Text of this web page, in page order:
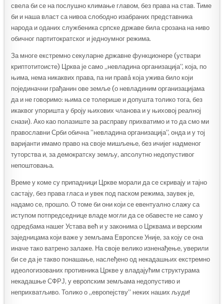
свела би се на послушно климање главом, без права на став. Тиме
би и наша власт са нивоа слободно изабраних представника
народа и оданих службеника српске државе била срозана на ниво
обичног партитократског и једноумног режима.
За многе екстремно секуларне државне функционере (уствари
криптотитоисте) Црква је само „невладина организација”, која, по
њима, нема никаквих права, па ни правâ која ужива било који
појединачни грађанин ове земље (о невладиним организацијама
да и не говоримо: њима се толерише и допушта толико тога, без
икаквог упоришта у броју њихових чланова и у њиховој реалној
снази). Ако као полазиште за расправу прихватимо и то да смо ми
православни Срби обична ”невладина организација”, онда и у тој
варијанти имамо право на своје мишљење, без ичијег надменог
туторства и, за демократску земљу, апсолутно недопустивог
непоштовања.
Време у коме су припадници Цркве морали да се скривају и тајно
састају, без права гласа и увек под паском режима, заувек је,
надамо се, прошло. О томе би они који се евентуално слажу са
иступом потпредседнице владе могли да се обавесте не само у
одредбама нашег Устава већ и у законима о Црквама и верским
заједницама који важе у земљама Европске Уније, за коју се она
иначе тако ватрено залаже. На своје велико изненађење, уверили
би се да је такво понашање, наслеђено од некадашњих екстремно
идеологизованих противника Цркве у владајућим структурама
некадашње СФРЈ, у европским земљама недопустиво и
неприхватљиво. Толико о „европејству” неких наших људи!